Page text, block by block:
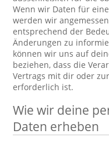
Wenn wir Daten für
werden wir
entsprechend der
Änderungen zu
können wir uns auf
beziehen, dass die
Vertrags mit dir oder
erforderlich ist.
Wie wir deine
Daten erheben